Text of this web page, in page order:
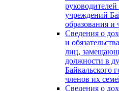
учреждений
образования и
Сведения о
и
лиц,
должности в
Байкальского
членов их
Сведения о